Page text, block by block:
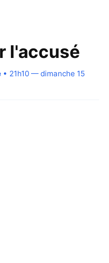
l'accusé
• 21h10 — dimanche 15